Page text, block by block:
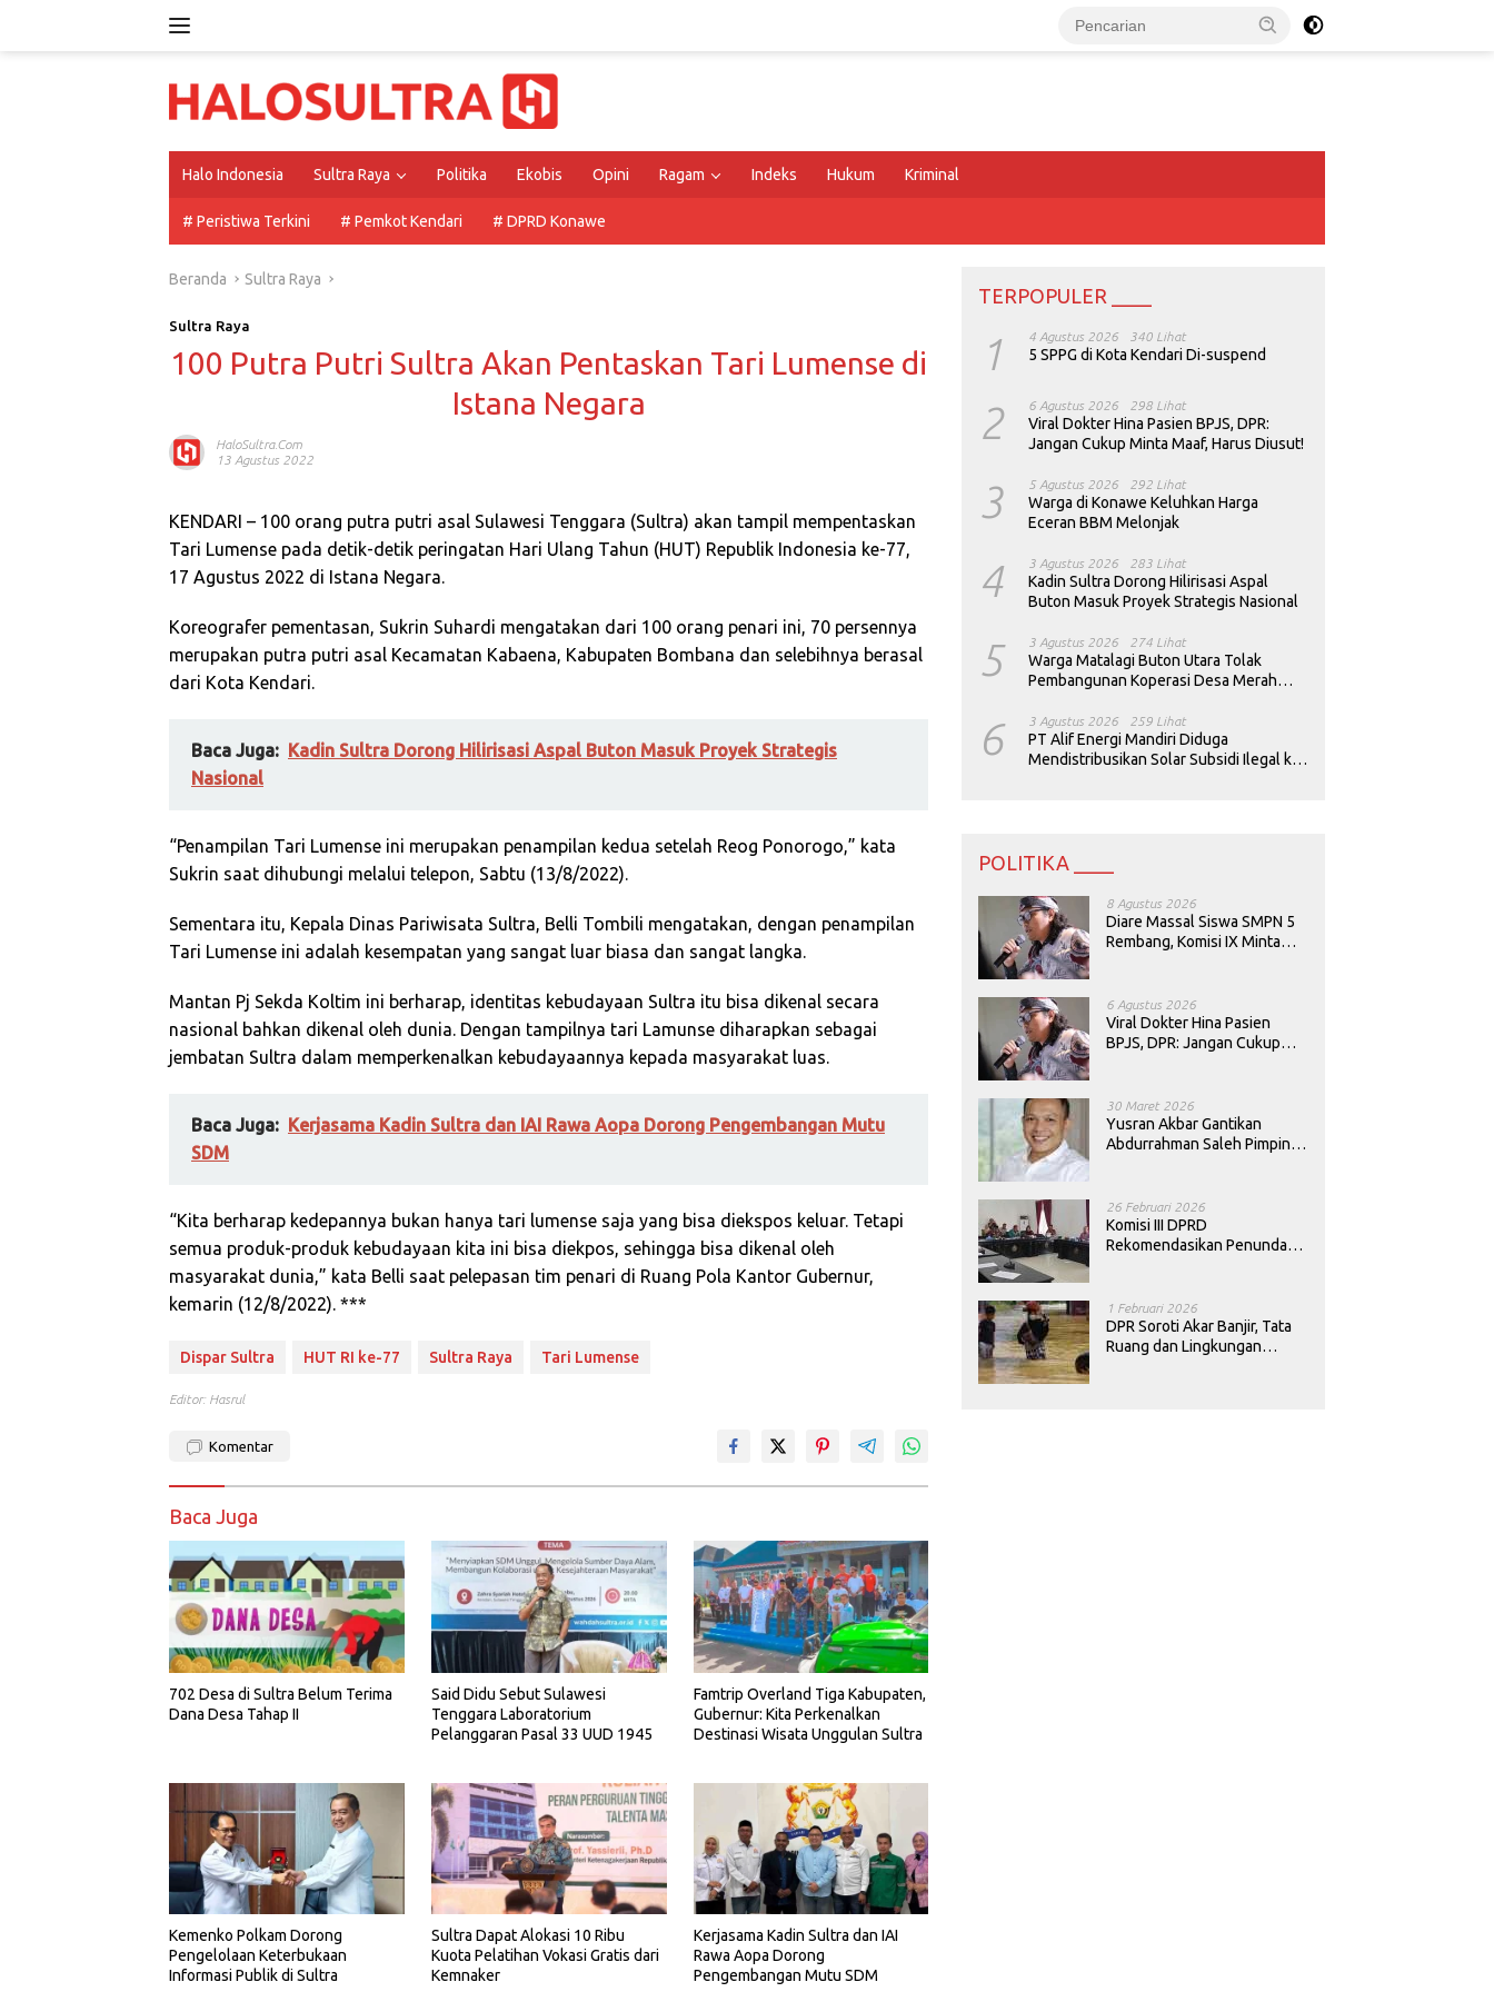
Halo Indonesia Sultra Raya Politika Ekobis Opini Ragam Indeks Hukum Kriminal
# Peristiwa Terkini # Pemkot Kendari # DPRD Konawe
Beranda Sultra Raya
Sultra Raya
100 Putra Putri Sultra Akan Pentaskan Tari Lumense di
Istana Negara
HaloSultra.com
13 Agustus 2022
KENDARI – 100 orang putra putri asal Sulawesi Tenggara (Sultra) akan tampil mempentaskan
Tari Lumense pada detik-detik peringatan Hari Ulang Tahun (HUT) Republik Indonesia ke-77,
17 Agustus 2022 di Istana Negara.
Koreografer pementasan, Sukrin Suhardi mengatakan dari 100 orang penari ini, 70 persennya
merupakan putra putri asal Kecamatan Kabaena, Kabupaten Bombana dan selebihnya berasal
dari Kota Kendari.
Baca Juga: Kadin Sultra Dorong Hilirisasi Aspal Buton Masuk Proyek Strategis
Nasional
“Penampilan Tari Lumense ini merupakan penampilan kedua setelah Reog Ponorogo,” kata
Sukrin saat dihubungi melalui telepon, Sabtu (13/8/2022).
Sementara itu, Kepala Dinas Pariwisata Sultra, Belli Tombili mengatakan, dengan penampilan
Tari Lumense ini adalah kesempatan yang sangat luar biasa dan sangat langka.
Mantan Pj Sekda Koltim ini berharap, identitas kebudayaan Sultra itu bisa dikenal secara
nasional bahkan dikenal oleh dunia. Dengan tampilnya tari Lamunse diharapkan sebagai
jembatan Sultra dalam memperkenalkan kebudayaannya kepada masyarakat luas.
Baca Juga: Kerjasama Kadin Sultra dan IAI Rawa Aopa Dorong Pengembangan Mutu
SDM
“Kita berharap kedepannya bukan hanya tari lumense saja yang bisa diekspos keluar. Tetapi
semua produk-produk kebudayaan kita ini bisa diekpos, sehingga bisa dikenal oleh
masyarakat dunia,” kata Belli saat pelepasan tim penari di Ruang Pola Kantor Gubernur,
kemarin (12/8/2022). ***
Dispar Sultra HUT RI ke-77 Sultra Raya Tari Lumense
Editor: Hasrul
Komentar
Baca Juga
702 Desa di Sultra Belum Terima
Dana Desa Tahap II
Said Didu Sebut Sulawesi
Tenggara Laboratorium
Pelanggaran Pasal 33 UUD 1945
Famtrip Overland Tiga Kabupaten,
Gubernur: Kita Perkenalkan
Destinasi Wisata Unggulan Sultra
Kemenko Polkam Dorong
Pengelolaan Keterbukaan
Informasi Publik di Sultra
Sultra Dapat Alokasi 10 Ribu
Kuota Pelatihan Vokasi Gratis dari
Kemnaker
Kerjasama Kadin Sultra dan IAI
Rawa Aopa Dorong
Pengembangan Mutu SDM
TERPOPULER ____
1 4 Agustus 2026 340 Lihat
5 SPPG di Kota Kendari Di-suspend
2 6 Agustus 2026 298 Lihat
Viral Dokter Hina Pasien BPJS, DPR:
Jangan Cukup Minta Maaf, Harus Diusut!
3 5 Agustus 2026 292 Lihat
Warga di Konawe Keluhkan Harga
Eceran BBM Melonjak
4 3 Agustus 2026 283 Lihat
Kadin Sultra Dorong Hilirisasi Aspal
Buton Masuk Proyek Strategis Nasional
5 3 Agustus 2026 274 Lihat
Warga Matalagi Buton Utara Tolak
Pembangunan Koperasi Desa Merah
6 3 Agustus 2026 259 Lihat
PT Alif Energi Mandiri Diduga
Mendistribusikan Solar Subsidi Ilegal ke
POLITIKA ____
8 Agustus 2026
Diare Massal Siswa SMPN 5
Rembang, Komisi IX Minta
6 Agustus 2026
Viral Dokter Hina Pasien
BPJS, DPR: Jangan Cukup
30 Maret 2026
Yusran Akbar Gantikan
Abdurrahman Saleh Pimpin
26 Februari 2026
Komisi III DPRD
Rekomendasikan Penundaan
1 Februari 2026
DPR Soroti Akar Banjir, Tata
Ruang dan Lingkungan